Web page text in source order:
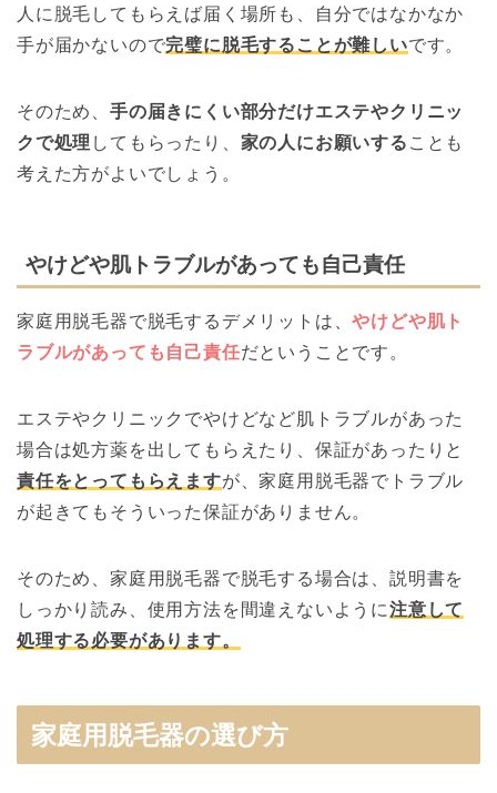
人に脱毛してもらえば届く場所も、自分ではなかなか
手が届かないので完璧に脱毛することが難しいです。
そのため、 手の届きにくい部分だけエステやクリニッ
クで処理 してもらったり、 家の人にお願いする ことも
考えた方がよいでしょう。
やけどや肌トラブルがあっても自己責任
家庭用脱毛器で脱毛するデメリットは、やけどや肌ト
ラブルがあっても自己責任だということです。
エステやクリニックでやけどなど肌トラブルがあった
場合は処方薬を出してもらえたり、保証があったりと
責任をとってもらえますが、家庭用脱毛器でトラブル
が起きてもそういった保証がありません。
そのため、家庭用脱毛器で脱毛する場合は、説明書を
しっかり読み、使用方法を間違えないように注意して
処理する必要があります。
家庭用脱毛器の選び方